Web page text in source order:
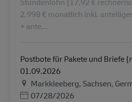
2.998 € monatlich inkl.
+ ante...
Postbote für Pakete und Briefe
01.09.2026
Местоположение
Markkleeberg, Sachsen,
Дата публикации
07/28/2026